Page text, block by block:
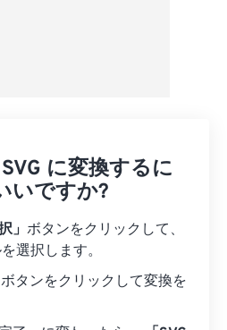
に変換するに
いですか?
」 ボタンをクリックして、
選択します。
ボタンをクリックして変換を